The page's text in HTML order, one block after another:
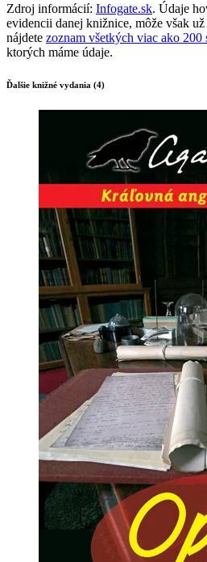
Zdroj informácií: Infogate.sk. Údaje
evidencii danej knižnice, môže však
nájdete zoznam všetkých viac ako
ktorých máme údaje.
Ďalšie knižné vydania (4)